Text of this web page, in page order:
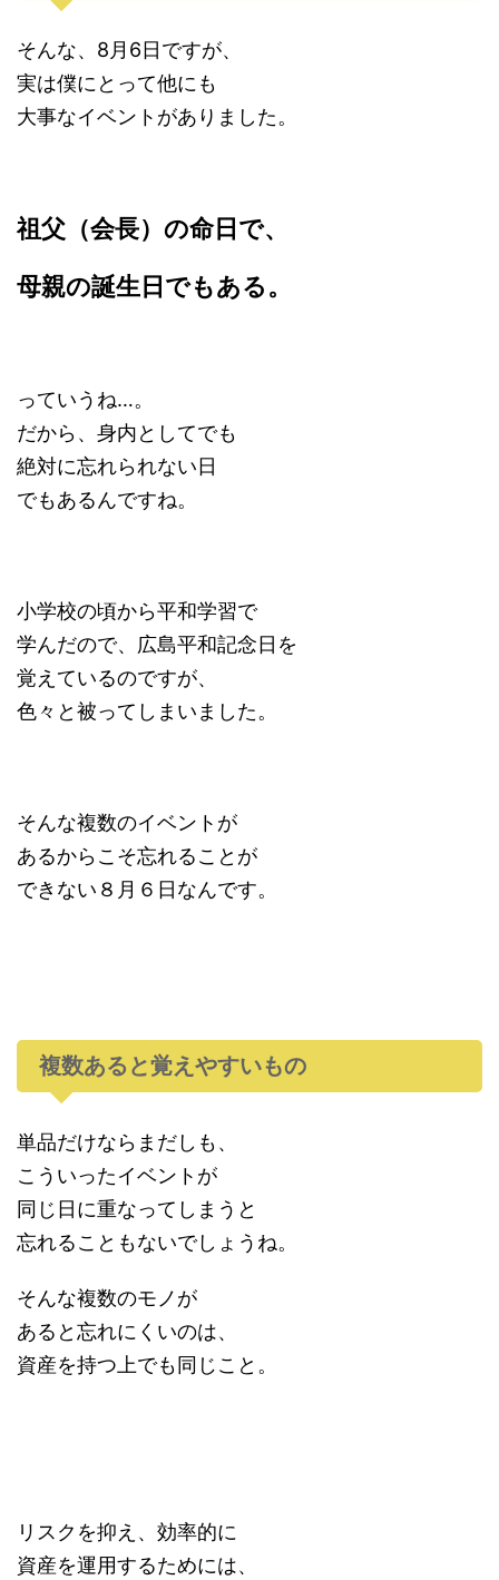
そんな、8月6日ですが、
実は僕にとって他にも
大事なイベントがありました。
祖父（会長）の命日で、
母親の誕生日でもある。
っていうね…。
だから、身内としてでも
絶対に忘れられない日
でもあるんですね。
小学校の頃から平和学習で
学んだので、広島平和記念日を
覚えているのですが、
色々と被ってしまいました。
そんな複数のイベントが
あるからこそ忘れることが
できない８月６日なんです。
複数あると覚えやすいもの
単品だけならまだしも、
こういったイベントが
同じ日に重なってしまうと
忘れることもないでしょうね。
そんな複数のモノが
あると忘れにくいのは、
資産を持つ上でも同じこと。
リスクを抑え、効率的に
資産を運用するためには、